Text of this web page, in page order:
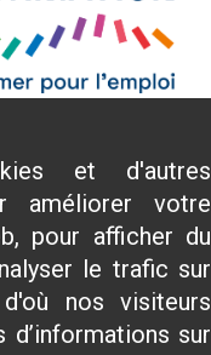
et d'autres
améliorer votre
pour afficher du
le trafic sur
nos visiteurs
sur